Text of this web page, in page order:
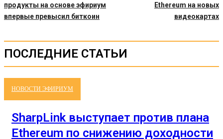
продукты на основе эфириум
впервые превысил биткоин
Ethereum на новых
видеокартах
ПОСЛЕДНИЕ СТАТЬИ
НОВОСТИ ЭФИРИУМ
SharpLink выступает против плана
Ethereum по снижению доходности